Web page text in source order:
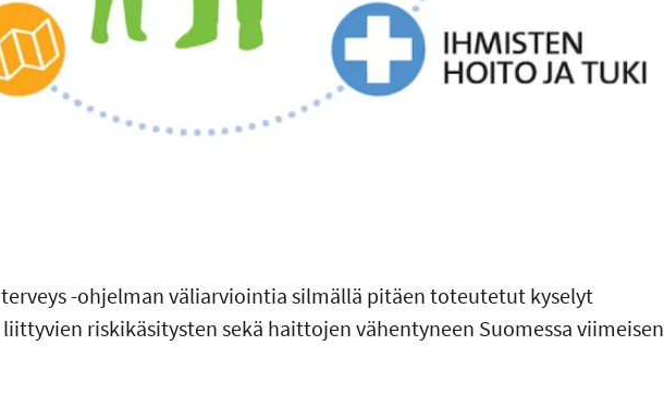
terveys -ohjelman väliarviointia silmällä pitäen toteutetut kyselyt
riskikäsitysten sekä haittojen vähentyneen Suomessa viimeisen